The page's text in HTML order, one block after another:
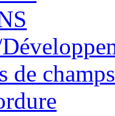
de champs